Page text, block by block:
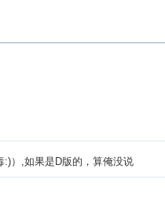
:)）,如果是D版的，算俺没说